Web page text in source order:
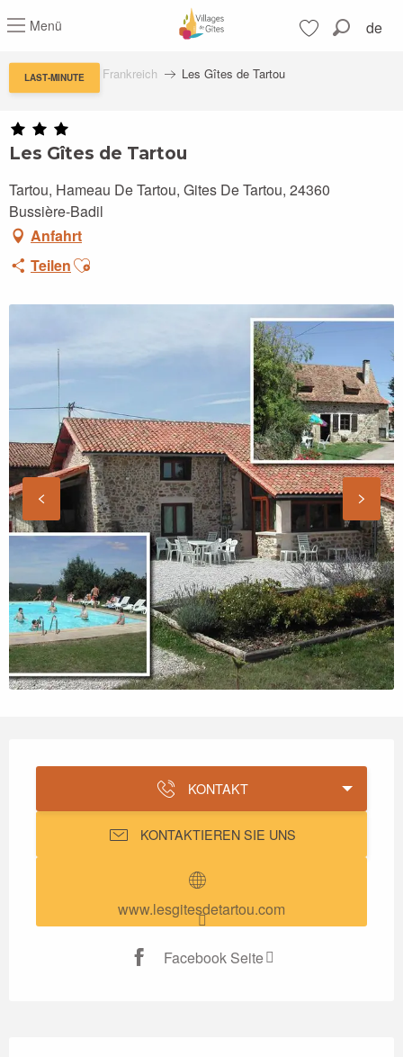
au
principal
LAST-MINUTE
Menü de
Feriendörfern in Frankreich Les Gîtes de Tartou
Les Gîtes de Tartou
Tartou, Hameau De Tartou, Gites De Tartou, 24360
Bussière-Badil
Anfahrt
TeilenAjouter aux favoris
KONTAKT
KONTAKTIEREN SIE UNS
www.lesgitesdetartou.com
Facebook Seite